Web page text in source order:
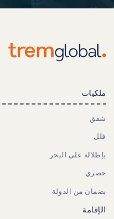
ملكيات
شقق
فلل
بإطلالة على البحر
حصري
بضمان من الدولة
الإقامة